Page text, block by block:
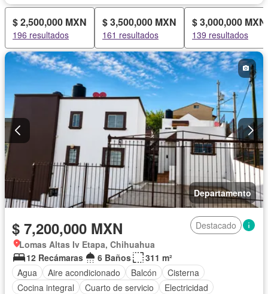
$ 2,500,000 MXN
196 resultados
$ 3,500,000 MXN
161 resultados
$ 3,000,000 MXN
139 resultados
Departamento
$ 7,200,000 MXN
Destacado
Lomas Altas Iv Etapa, Chihuahua
12 Recámaras
6 Baños
311 m²
Agua
Aire acondicionado Balcón
Cisterna
Cocina integral
Cuarto de servicio
Electricidad